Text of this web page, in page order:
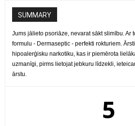
SUMMARY
Jums jālieto psoriāze, nevarat sākt slimību. Ar
formulu - Dermaseptic - perfekti rokturiem.
hipoalerģisku narkotiku, kas ir piemērota
uzmanīgi, pirms lietojat jebkuru līdzekli,
ārstu.
5